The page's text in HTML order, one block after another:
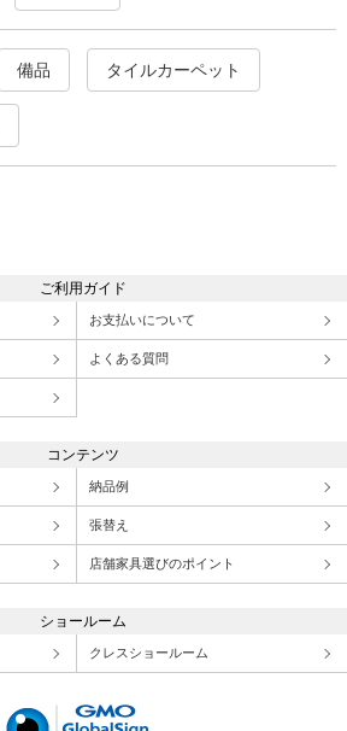
備品 タイルカーペット
ご利用ガイド
お支払いについて
よくある質問
コンテンツ
納品例
張替え
店舗家具選びのポイント
ショールーム
クレスショールーム